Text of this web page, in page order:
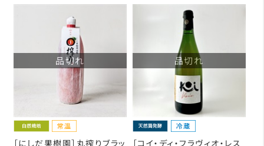
品切れ
［にしだ果樹園］丸搾りブラッ
品切れ
［コイ・ディ・フラヴィオ・レス